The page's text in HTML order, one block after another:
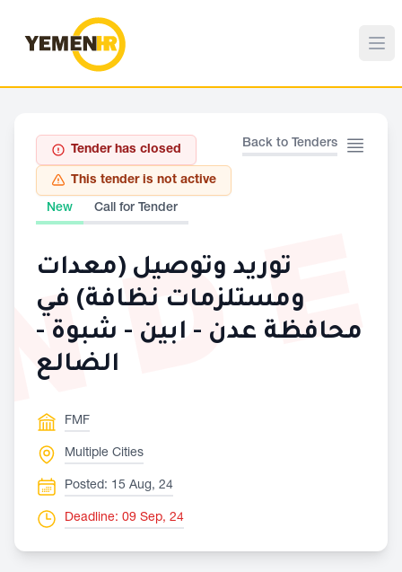
Back to Tenders
Tender has closed
This tender is not active
New Call for Tender
توريد وتوصيل (معدات
ومستلزمات نظافة) في
محافظة عدن - ابين - شبوة -
الضالع
FMF
Multiple Cities
Posted: 15 Aug, 24
Deadline: 09 Sep, 24